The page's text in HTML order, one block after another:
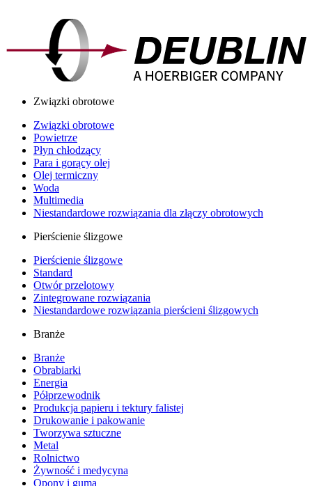
Związki obrotowe
Związki obrotowe
Powietrze
Płyn chłodzący
Para i gorący olej
Olej termiczny
Woda
Multimedia
Niestandardowe rozwiązania dla złączy obrotowych
Pierścienie ślizgowe
Pierścienie ślizgowe
Standard
Otwór przelotowy
Zintegrowane rozwiązania
Niestandardowe rozwiązania pierścieni ślizgowych
Branże
Branże
Obrabiarki
Energia
Półprzewodnik
Produkcja papieru i tektury falistej
Drukowanie i pakowanie
Tworzywa sztuczne
Metal
Rolnictwo
Żywność i medycyna
Opony i guma